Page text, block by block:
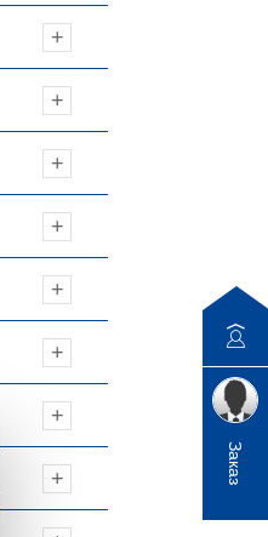
Заказ